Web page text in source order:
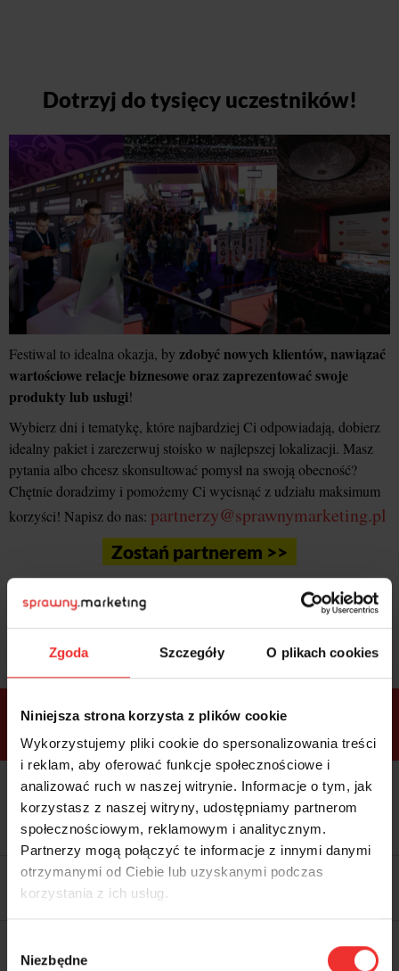
Zgoda Szczegóły O plikach cookies
Niniejsza strona korzysta z plików cookie
Wykorzystujemy pliki cookie do spersonalizowania treści
i reklam, aby oferować funkcje społecznościowe i
analizować ruch w naszej witrynie. Informacje o tym, jak
korzystasz z naszej witryny, udostępniamy partnerom
społecznościowym, reklamowym i analitycznym.
Partnerzy mogą połączyć te informacje z innymi danymi
otrzymanymi od Ciebie lub uzyskanymi podczas
korzystania z ich usług.
zgody
Niezbędne
Dotrzyj do tysięcy uczestników!
Festiwal to idealna okazja, by zdobyć nowych klientów, nawiązać
wartościowe relacje biznesowe oraz zaprezentować swoje
produkty lub usługi!
Wybierz dni i tematykę, które najbardziej Ci odpowiadają, dobierz
idealny pakiet i zarezerwuj stoisko w najlepszej lokalizacji. Masz
pytania albo chcesz skonsultować pomysł na swoją obecność?
Chętnie doradzimy i pomożemy Ci wycisnąć z udziału maksimum
korzyści! Napisz do nas: partnerzy@sprawnymarketing.pl
Zostań partnerem >>
Sprawdź bonusyi wybierz bilet
ramach
pakietów
VIP Premium
Kolacja z prelegentami i before
party (Hotel Sheraton, 27.10) tylko
wbilecie ALLPASS VIP
Dostępne
tylko w
bilecie
ALLPASS
VIP
Dedykowana strefa VIP z
możliwością networkingu z
prelegentami i wystawcami w
WARTOŚĆ: 1970 zł